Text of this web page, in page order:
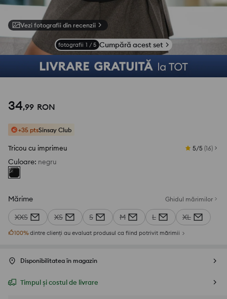
Vezi fotografii din recenzii
fotografii 1 / 5 Cumpără acest set
34,99 RON
+35 ptsSinsay Club
Tricou cu imprimeu 5/5 (16)
Culoare: negru
Mărime Ghidul mărimilor
XXS XS S M L XL
100%dintre clienți au evaluat produsul ca fiind potrivit mărimii
Disponibilitatea în magazin
Timpul și costul de livrare